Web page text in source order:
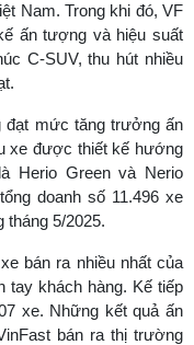
Nam. Trong khi đó, VF
ấn tượng và hiệu suất
C-SUV, thu hút nhiều
mức tăng trưởng ấn
xe được thiết kế hướng
Herio Green và Nerio
doanh số 11.496 xe
tháng 5/2025.
bán ra nhiều nhất của
tay khách hàng. Kế tiếp
xe. Những kết quả ấn
bán ra thị trường